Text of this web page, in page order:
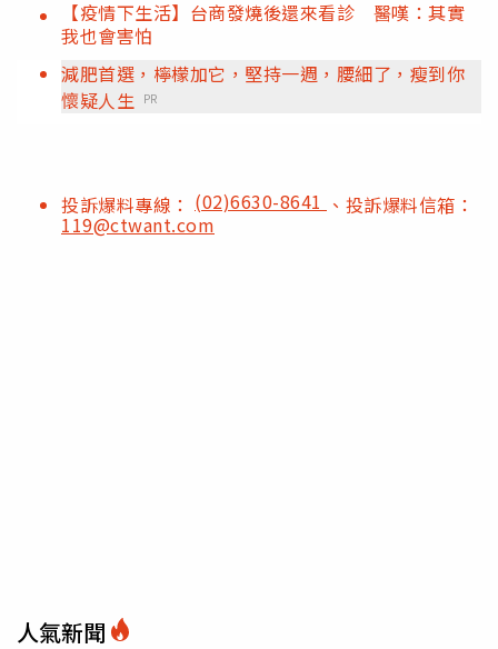
【疫情下生活】台商發燒後還來看診 醫嘆：其實
我也會害怕
減肥首選，檸檬加它，堅持一週，腰細了，瘦到你
懷疑人生 PR
投訴爆料專線： (02)6630-8641 、投訴爆料信箱：
119@ctwant.com
人氣新聞